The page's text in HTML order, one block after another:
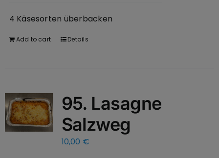
4 Käsesorten überbacken
Add to cart Details
95. Lasagne
Salzweg
10,00 €